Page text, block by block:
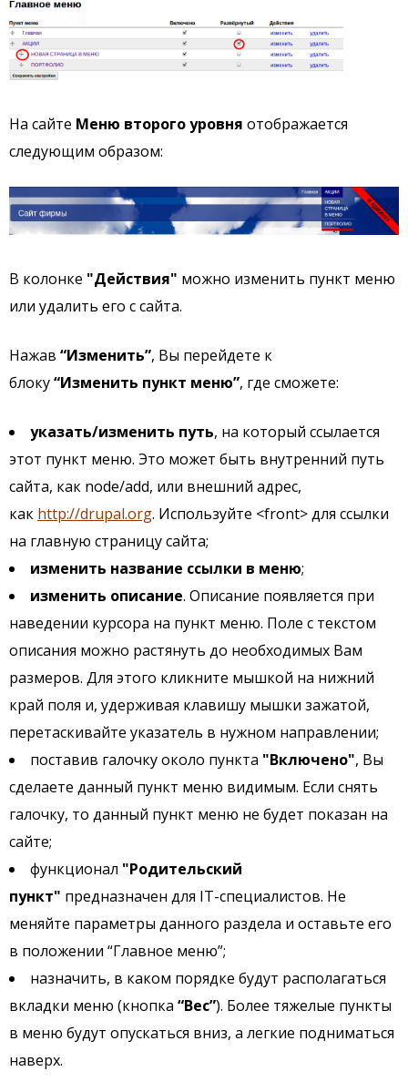
На сайте Меню второго уровня отображается
следующим образом:
В колонке "Действия" можно изменить пункт меню
или удалить его с сайта.
Нажав “Изменить”, Вы перейдете к
блоку“Изменить пункт меню”, где сможете:
указать/изменить путь, на который ссылается
этот пункт меню. Это может быть внутренний путь
сайта, как node/add, или внешний адрес,
как http://drupal.org. Используйте <front> для ссылки
на главную страницу сайта;
изменить название ссылки в меню;
изменить описание. Описание появляется при
наведении курсора на пункт меню. Поле с текстом
описания можно растянуть до необходимых Вам
размеров. Для этого кликните мышкой на нижний
край поля и, удерживая клавишу мышки зажатой,
перетаскивайте указатель в нужном направлении;
поставив галочку около пункта "Включено", Вы
сделаете данный пункт меню видимым. Если снять
галочку, то данный пункт меню не будет показан на
сайте;
функционал "Родительский
пункт" предназначен для IT-специалистов. Не
меняйте параметры данного раздела и оставьте его
в положении “Главное меню”;
назначить, в каком порядке будут располагаться
вкладки меню (кнопка “Вес”). Более тяжелые пункты
в меню будут опускаться вниз, а легкие подниматься
наверх.